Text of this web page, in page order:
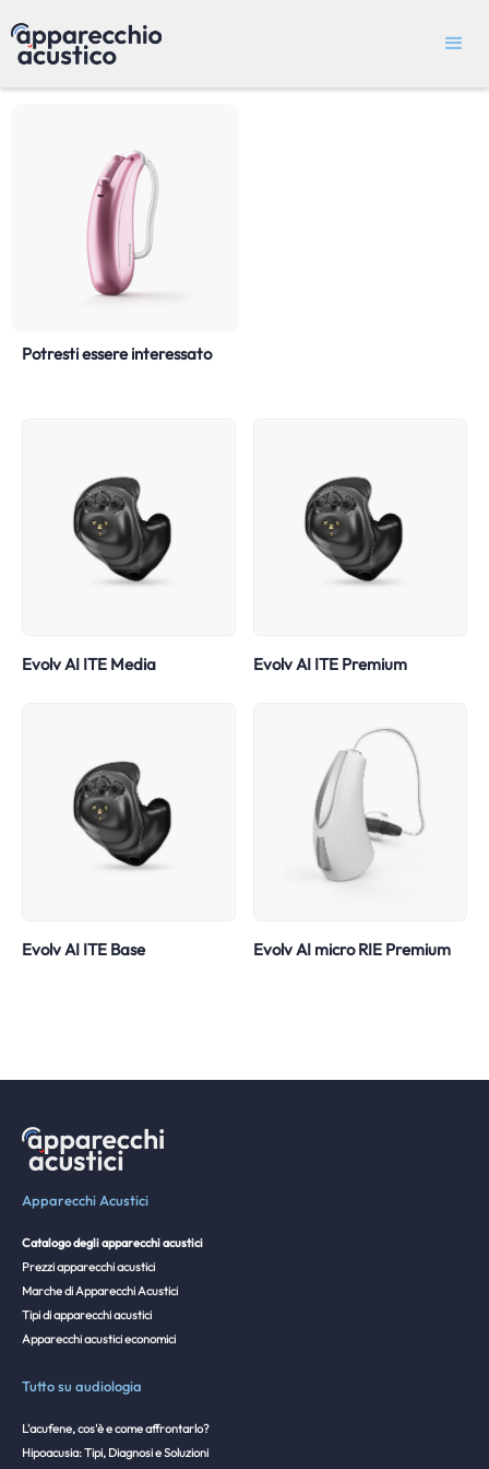
Potresti essere interessato
Evolv AI ITE Media Evolv AI ITE Premium
Evolv AI ITE Base Evolv AI micro RIE Premium
Apparecchi Acustici
Catalogo degli apparecchi acustici
Prezzi apparecchi acustici
Marche di Apparecchi Acustici
Tipi di apparecchi acustici
Apparecchi acustici economici
Tutto su audiologia
L'acufene, cos'è e come affrontarlo?
Hipoacusia: Tipi, Diagnosi e Soluzioni